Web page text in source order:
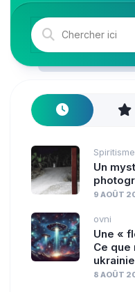
Spiritisme
Un
9 AOÛT
ovni
Une «
Ce que
8 AOÛT